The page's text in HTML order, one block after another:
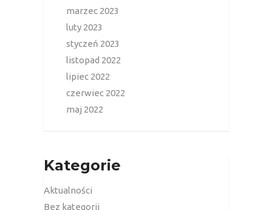
marzec 2023
luty 2023
styczeń 2023
listopad 2022
lipiec 2022
czerwiec 2022
maj 2022
Kategorie
Aktualności
Bez kategorii